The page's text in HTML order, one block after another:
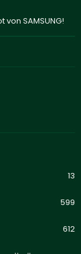
SAMSUNG!
13
599
612